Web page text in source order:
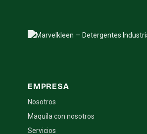
EMPRESA
Nosotros
Maquila con nosotros
Servicios